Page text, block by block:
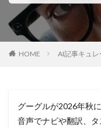
HOME AI記事キュレ
グーグルが2026年秋
音声でナビや翻訳、